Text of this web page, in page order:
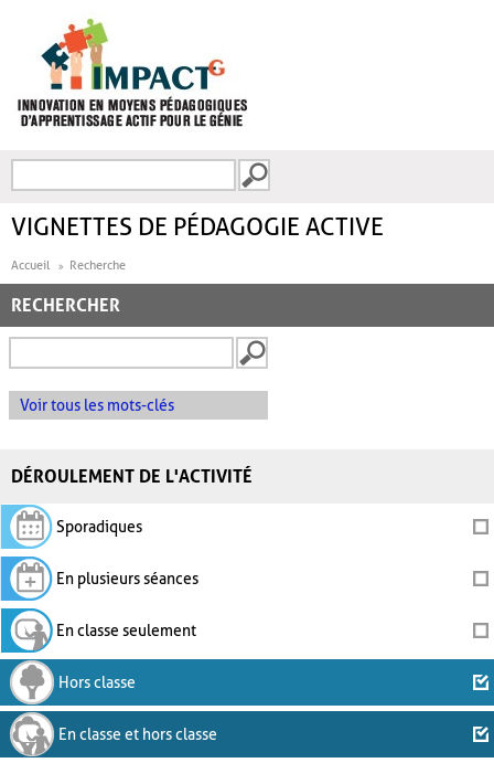
FORMULAIRE DE
VIGNETTES DE PÉDAGOGIE ACTIVE
Accueil Recherche
RECHERCHER
Voir tous les mots-clés
DÉROULEMENT DE L'ACTIVITÉ
Sporadiques
En plusieurs séances
En classe seulement
Hors classe
En classe et hors classe